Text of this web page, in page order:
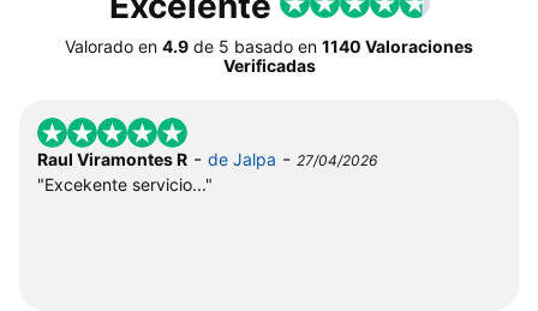
Valorado en 4.9 de 5 basado en 1140 Valoraciones
Verificadas
Raul Viramontes R - de Jalpa - 27/04/2026
"Excekente servicio..."